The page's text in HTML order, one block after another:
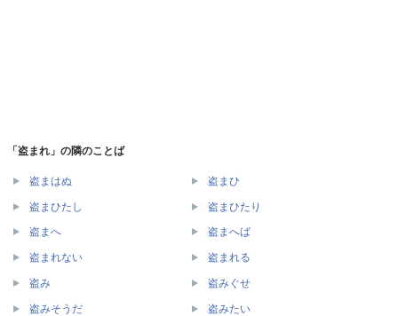
「盗まれ」の隣のことば
盗まはぬ 盗まひ
盗まひたし 盗まひたり
盗まへ 盗まへば
盗まれない 盗まれる
盗み 盗みぐせ
盗みそうだ 盗みたい